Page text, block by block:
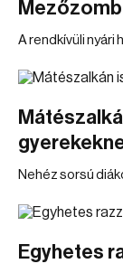
A rendkívüli
Nehéz sorsú
Egyhetes